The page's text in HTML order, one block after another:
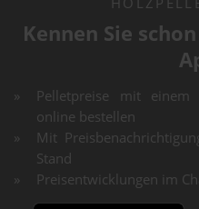
Kennen Sie
Pelletpreise mit
online bestellen
Mit
Stand
Preisentwicklungen im